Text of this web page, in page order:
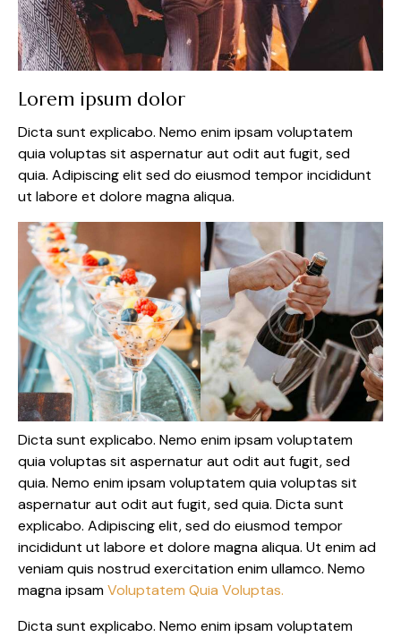
Lorem ipsum dolor
Dicta sunt explicabo. Nemo enim ipsam voluptatem
quia voluptas sit aspernatur aut odit aut fugit, sed
quia. Adipiscing elit sed do eiusmod tempor incididunt
ut labore et dolore magna aliqua.
Dicta sunt explicabo. Nemo enim ipsam voluptatem
quia voluptas sit aspernatur aut odit aut fugit, sed
quia. Nemo enim ipsam voluptatem quia voluptas sit
aspernatur aut odit aut fugit, sed quia. Dicta sunt
explicabo. Adipiscing elit, sed do eiusmod tempor
incididunt ut labore et dolore magna aliqua. Ut enim ad
veniam quis nostrud exercitation enim ullamco. Nemo
magna ipsamVoluptatem Quia Voluptas.
Dicta sunt explicabo. Nemo enim ipsam voluptatem